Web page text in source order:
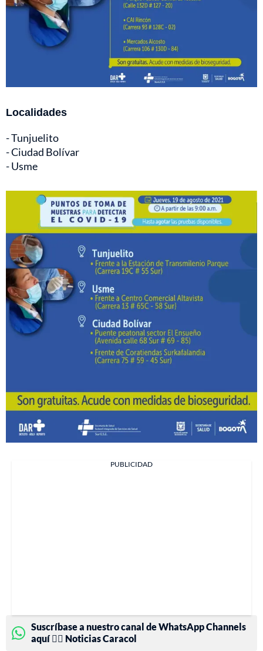
Localidades
- Tunjuelito
- Ciudad Bolívar
- Usme
PUBLICIDAD
Suscríbase a nuestro canal de WhatsApp Channels
aquí 👉🏻 Noticias Caracol